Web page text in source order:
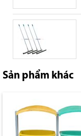
Sản phẩm khác